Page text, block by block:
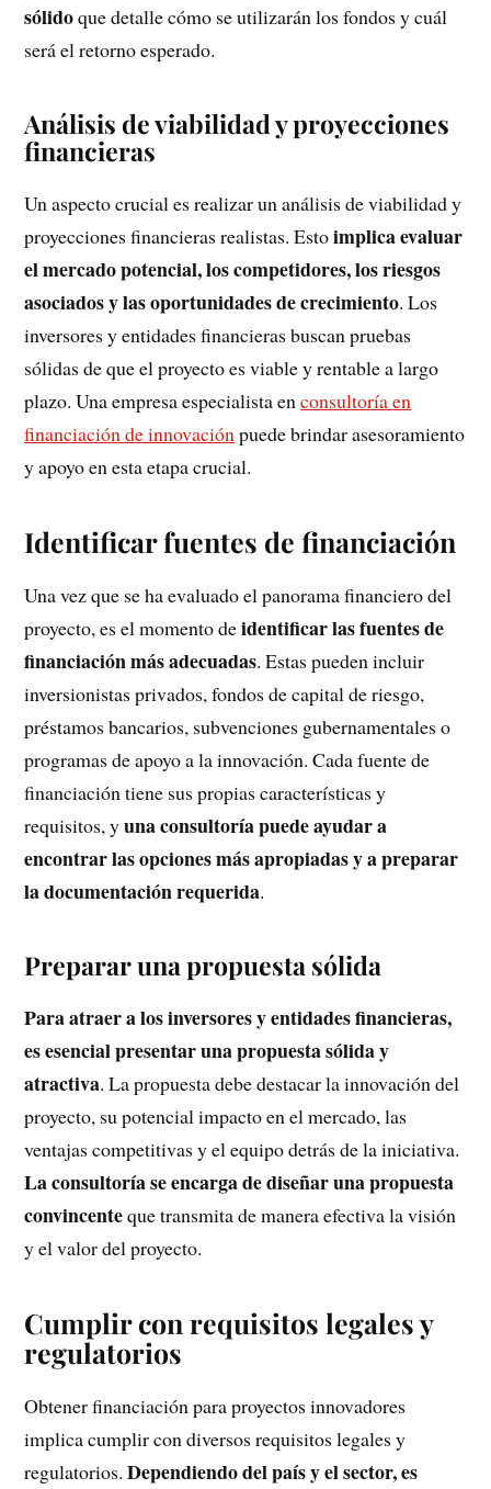
sólidoque detalle cómo se utilizarán los fondos y cuál
será el retorno esperado.
Análisis de viabilidad y proyecciones
financieras
Un aspecto crucial es realizar un análisis de viabilidad y
proyecciones financieras realistas. Estoimplica evaluar
el mercado potencial, los competidores, los riesgos
asociados y las oportunidades de crecimiento. Los
inversores y entidades financieras buscan pruebas
sólidas de que el proyecto es viable y rentable a largo
plazo. Una empresa especialista enconsultoría en
financiación de innovaciónpuede brindar asesoramiento
y apoyo en esta etapa crucial.
Identificar fuentes de financiación
Una vez que se ha evaluado el panorama financiero del
proyecto, es el momento deidentificar las fuentes de
financiación más adecuadas. Estas pueden incluir
inversionistas privados, fondos de capital de riesgo,
préstamos bancarios, subvenciones gubernamentales o
programas de apoyo a la innovación. Cada fuente de
financiación tiene sus propias características y
requisitos, yuna consultoría puede ayudar a
encontrar las opciones más apropiadas y a preparar
la documentación requerida.
Preparar una propuesta sólida
Para atraer a los inversores y entidades financieras,
es esencial presentar una propuesta sólida y
atractiva. La propuesta debe destacar la innovación del
proyecto, su potencial impacto en el mercado, las
ventajas competitivas y el equipo detrás de la iniciativa.
La consultoría se encarga de diseñar una propuesta
convincenteque transmita de manera efectiva la visión
y el valor del proyecto.
Cumplir con requisitos legales y
regulatorios
Obtener financiación para proyectos innovadores
implica cumplir con diversos requisitos legales y
regulatorios.Dependiendo del país y el sector, es